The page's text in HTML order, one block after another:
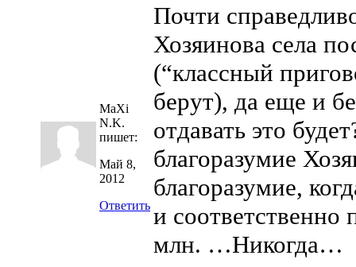
MaXi
N.K.
пишет:
Май 8,
2012
Ответить
Почти
Хозяинова села
(“классный
берут), да еще и
отдавать это
благоразумие
благоразумие,
и соответственно
млн. …Никогда…